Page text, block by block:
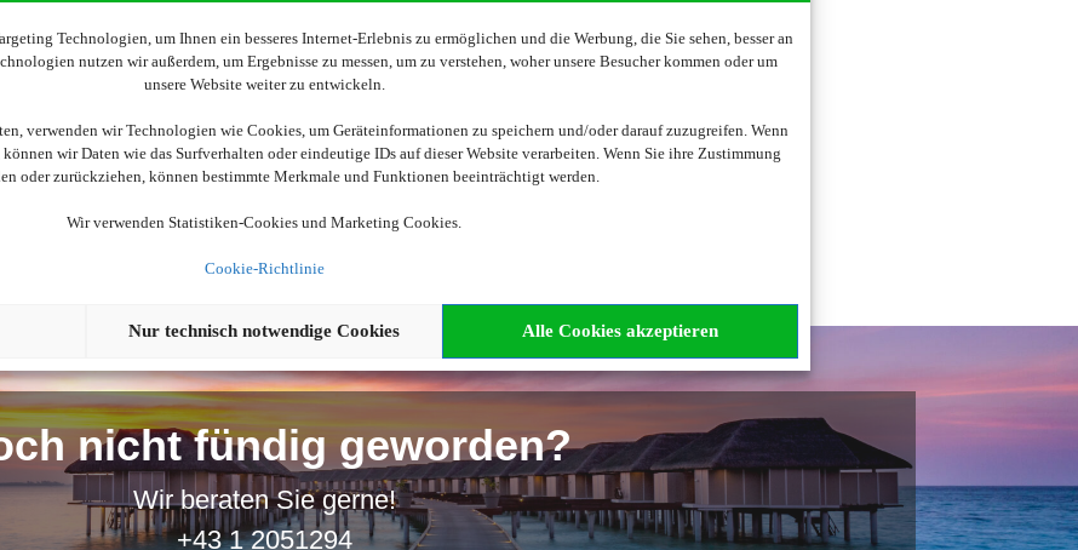
Technologien, um Ihnen ein besseres Internet-Erlebnis zu ermöglichen und die Werbung, die Sie sehen, besser an
nutzen wir außerdem, um Ergebnisse zu messen, um zu verstehen, woher unsere Besucher kommen oder um
unsere Website weiter zu entwickeln.
verwenden wir Technologien wie Cookies, um Geräteinformationen zu speichern und/oder darauf zuzugreifen. Wenn
wir Daten wie das Surfverhalten oder eindeutige IDs auf dieser Website verarbeiten. Wenn Sie ihre Zustimmung
oder zurückziehen, können bestimmte Merkmale und Funktionen beeinträchtigt werden.
Wir verwenden Statistiken-Cookies und Marketing Cookies.
Cookie-Richtlinie
Alle Cookies akzeptieren
Nur technisch notwendige Cookies
Wir brauchen Ihre Einwilligung
aktivieren Sie bitte die Cookies. Es werden ggf. personenbezogene Daten verarbeitet.
Cookies akzeptieren
nicht fündig geworden?
Wir beraten Sie gerne!
+43 1 2051294